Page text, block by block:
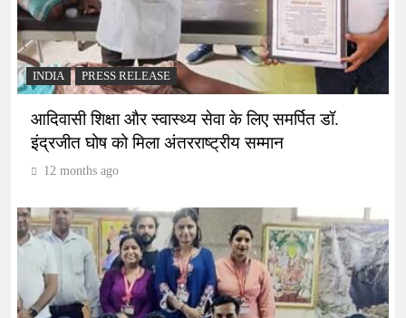
INDIA PRESS RELEASE
आदिवासी शिक्षा और स्वास्थ्य सेवा के लिए समर्पित डॉ.
इंद्रजीत घोष को मिला अंतरराष्ट्रीय सम्मान
12 months ago